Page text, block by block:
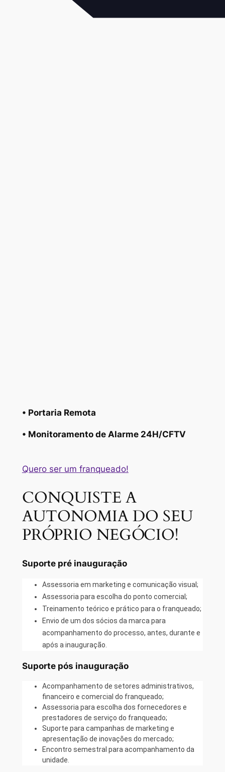
• Portaria Remota
• Monitoramento de Alarme 24H/CFTV
Quero ser um franqueado!
CONQUISTE A
AUTONOMIA DO SEU
PRÓPRIO NEGÓCIO!
Suporte pré inauguração
Assessoria em marketing e comunicação visual;
Assessoria para escolha do ponto comercial;
Treinamento teórico e prático para o franqueado;
Envio de um dos sócios da marca para
acompanhamento do processo, antes, durante e
após a inauguração.
Suporte pós inauguração
Acompanhamento de setores administrativos,
financeiro e comercial do franqueado;
Assessoria para escolha dos fornecedores e
prestadores de serviço do franqueado;
Suporte para campanhas de marketing e
apresentação de inovações do mercado;
Encontro semestral para acompanhamento da
unidade.